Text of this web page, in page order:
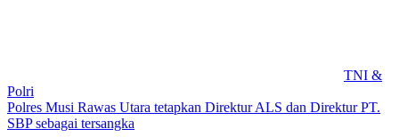
TNI &
Polri
Polres Musi Rawas Utara tetapkan Direktur ALS dan Direktur PT.
SBP sebagai tersangka